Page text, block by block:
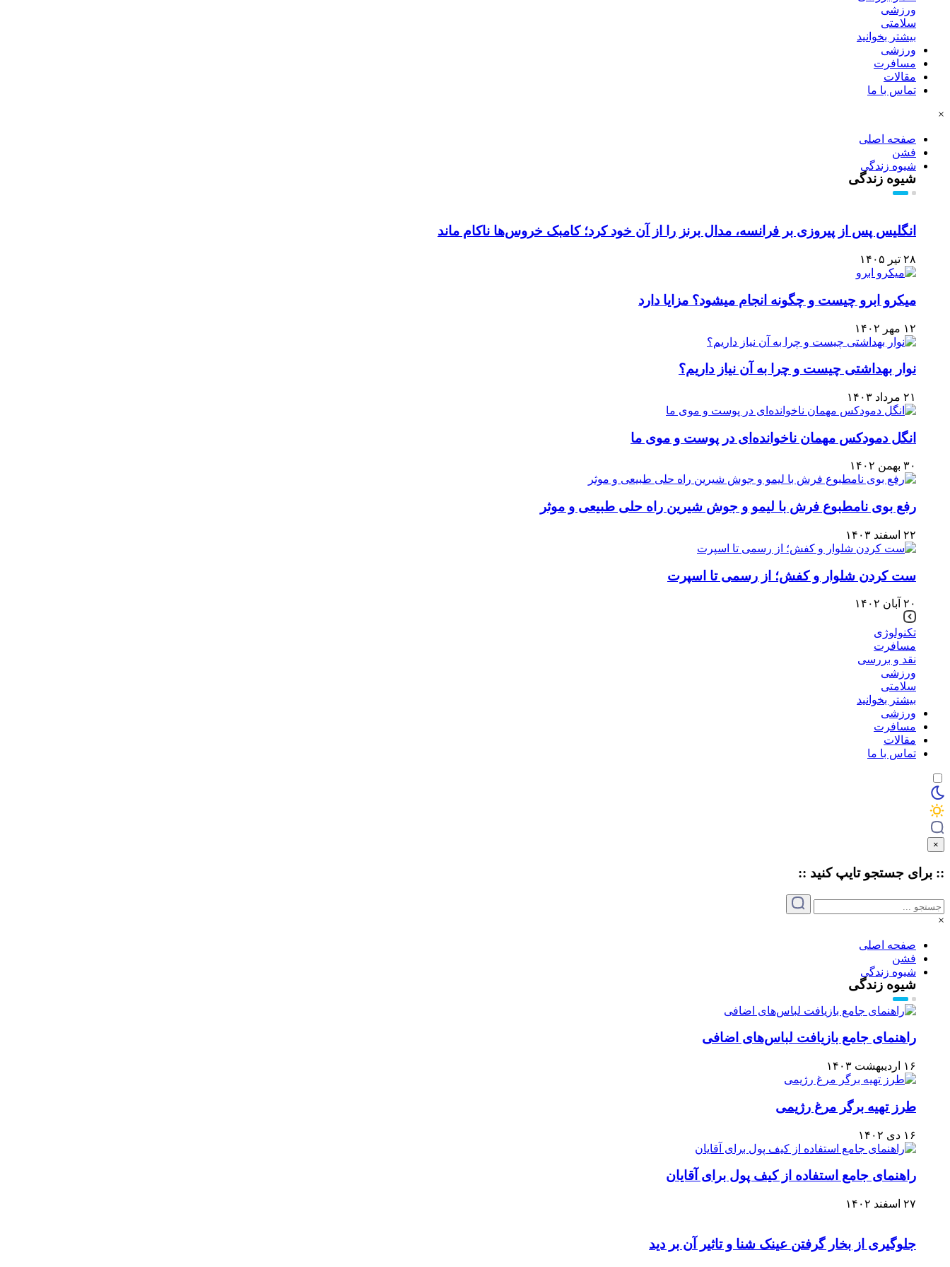
ورزشی
سلامتی
بیشتر بخوانید
ورزشی
مسافرت
مقالات
تماس با ما
×
صفحه اصلی
فشن
شیوه زندگی
شیوه زندگی
انگلیس پس از پیروزی بر فرانسه، مدال برنز را از آن خود کرد؛ کامبک خروس‌ها ناکام ماند
۲۸ تیر ۱۴۰۵
میکرو ابرو چیست و چگونه انجام میشود؟ مزایا دارد
۱۲ مهر ۱۴۰۲
نوار بهداشتی چیست و چرا به آن نیاز داریم؟
۲۱ مرداد ۱۴۰۳
انگل دمودکس مهمان ناخوانده‌ای در پوست و موی ما
۳۰ بهمن ۱۴۰۲
رفع بوی نامطبوع فرش با لیمو و جوش شیرین راه حلی طبیعی و موثر
۲۲ اسفند ۱۴۰۳
ست کردن شلوار و کفش؛ از رسمی تا اسپرت
۲۰ آبان ۱۴۰۲
تکنولوژی
مسافرت
نقد و بررسی
ورزشی
سلامتی
بیشتر بخوانید
ورزشی
مسافرت
مقالات
تماس با ما
×
:: برای جستجو تایپکنید ::
×
صفحه اصلی
فشن
شیوه زندگی
شیوه زندگی
راهنمای جامع بازیافت لباس‌های اضافی
۱۶ اردیبهشت ۱۴۰۳
طرز تهیه برگر مرغ رژیمی
۱۶ دی ۱۴۰۲
راهنمای جامع استفاده از کیف پول برای آقایان
۲۷ اسفند ۱۴۰۲
جلوگیری از بخار گرفتن عینک شنا و تاثیر آن بر دید